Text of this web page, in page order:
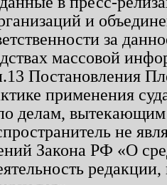
и
за
массовой
Постановления
применения
делам, вытекающим
не
Закона РФ «О